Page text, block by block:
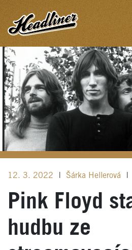
12. 3. 2022 Šárka Hellerová
Pink Floyd
hudbu ze